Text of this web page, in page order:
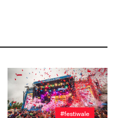
#festiwale